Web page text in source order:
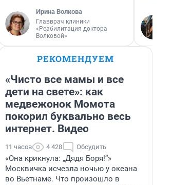
Ирина Волкова
Главврач клиники
«Реабилитация доктора
Волковой»
РЕКОМЕНДУЕМ
«Чисто все мамы и все
дети на свете»: как
медвежонок Момота
покорил буквально весь
интернет. Видео
11 часов 4 428 Обсудить
«Она крикнула: „Дядя Боря!“»
Москвичка исчезла ночью у океана
во Вьетнаме. Что произошло в